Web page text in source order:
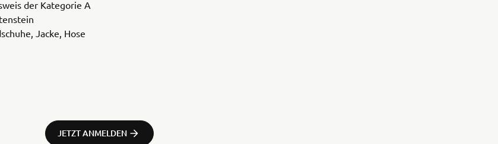
der Kategorie A
Jacke, Hose
JETZT ANMELDEN